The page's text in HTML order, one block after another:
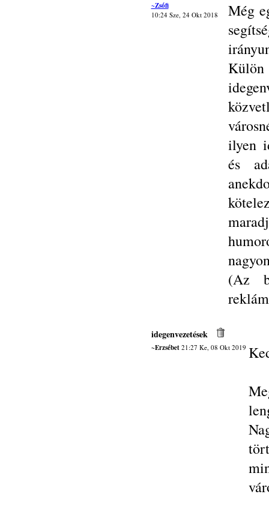
~Zsófi
10:24 Sze, 24 Okt 2018
Még
ilyen
és
(Az
idegenvezetések
~Erzsébet21:27 Ke, 08 Okt 2019